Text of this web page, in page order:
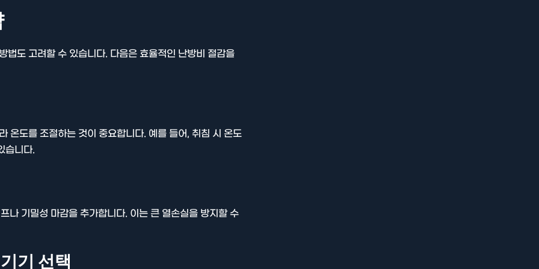
법도 고려할 수 있습니다. 다음은 효율적인 난방비 절감을
온도를 조절하는 것이 중요합니다. 예를 들어, 취침 시 온도
습니다.
나 기밀성 마감을 추가합니다. 이는 큰 열손실을 방지할 수
기 선택